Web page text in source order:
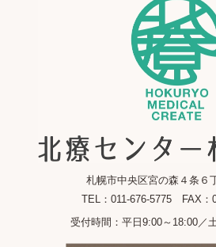
札幌市中央区宮の森４条６
TEL：011-676-5775 FAX：
受付時間：平日9:00～18:00／